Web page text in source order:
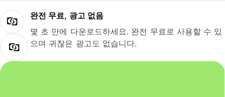
완전 무료, 광고 없음
몇 초 만에 다운로드하세요. 완전 무료로 사용할 수 있
으며 귀찮은 광고도 없습니다.